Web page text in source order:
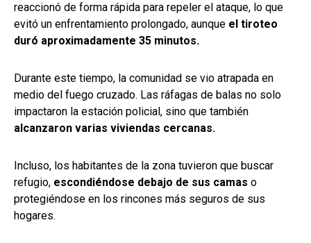
reaccionó de forma rápida para repeler el ataque, lo que
evitó un enfrentamiento prolongado, aunque el tiroteo
duró aproximadamente 35 minutos.
Durante este tiempo, la comunidad se vio atrapada en
medio del fuego cruzado. Las ráfagas de balas no solo
impactaron la estación policial, sino que también
alcanzaron varias viviendas cercanas.
Incluso, los habitantes de la zona tuvieron que buscar
refugio, escondiéndose debajo de sus camas o
protegiéndose en los rincones más seguros de sus
hogares.